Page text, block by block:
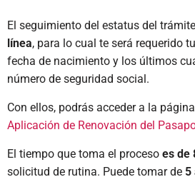
El seguimiento del estatus del trámite
línea, para lo cual te será requerido
fecha de nacimiento y los últimos
número de seguridad social.
Con ellos, podrás acceder a la
Aplicación de Renovación del
El tiempo que toma el proceso es de
solicitud de rutina. Puede tomar de 5